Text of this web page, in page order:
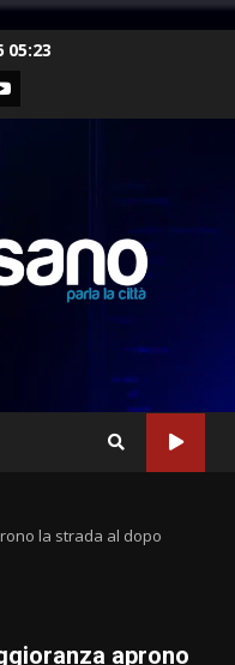
05:23
la strada al dopo
aprono